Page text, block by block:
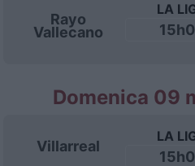
Rayo
Vallecano
LA
Domenica 09
Villarreal
LA